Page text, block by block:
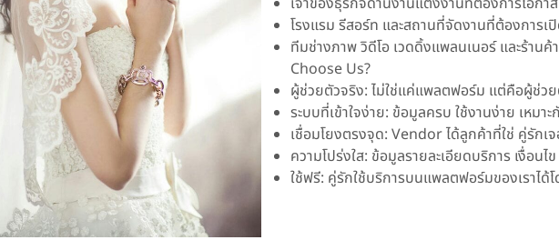
โรงแรม รีสอร์ท และสถานที่จัดงานที่ต้องการเ
ทีมช่างภาพ วิดีโอ เวดดิ้งแพลนเนอร์ และร้าน
Choose Us?
ผู้ช่วยตัวจริง: ไม่ใช่แค่แพลตฟอร์ม แต่คือผู้ช่
ระบบที่เข้าใจง่าย: ข้อมูลครบ ใช้งานง่าย เหมา
เชื่อมโยงตรงจุด: Vendor ได้ลูกค้าที่ใช่ คู่รัก
ความโปร่งใส: ข้อมูลรายละเอียดบริการ เงื่อน
ใช้ฟรี: คู่รักใช้บริการบนแพลตฟอร์มของเราได้